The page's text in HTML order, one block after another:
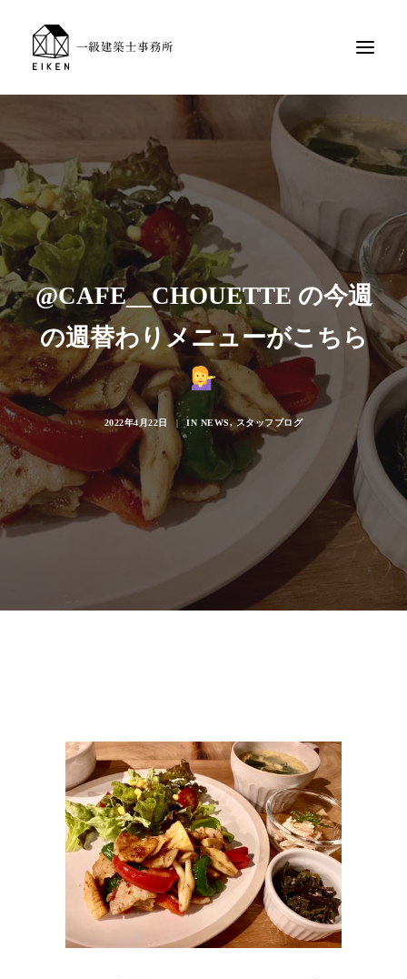
@CAFE__CHOUETTE の今週
の週替わりメニューがこちら
2022年4月22日 | IN NEWS,スタッフブログ